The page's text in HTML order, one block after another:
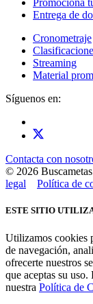
Promociona
Entrega de
Cronometraje
Streaming
Material
Síguenos en:
Contacta con
© 2026
legal
Política de
ESTE SITIO
Utilizamos cookies
de navegación,
ofrecerte nuestros
que aceptas su
nuestra Política de